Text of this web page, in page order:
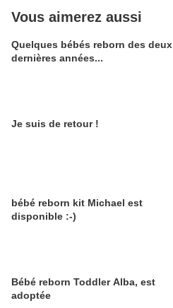
Vous aimerez aussi
Quelques bébés reborn des deux
dernières années...
Je suis de retour !
bébé reborn kit Michael est
disponible :-)
Bébé reborn Toddler Alba, est
adoptée